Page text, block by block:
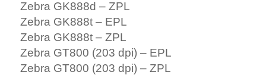
Zebra GK888d – ZPL
Zebra GK888t – EPL
Zebra GK888t – ZPL
Zebra GT800 (203 dpi) – EPL
Zebra GT800 (203 dpi) – ZPL